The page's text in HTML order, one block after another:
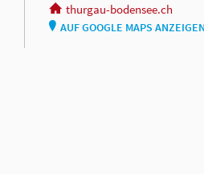
thurgau-bodensee.ch
AUF GOOGLE MAPS